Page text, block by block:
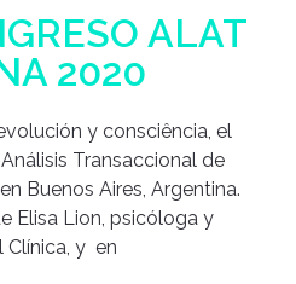
ALAT
2020
y consciência, el
Transaccional de
Buenos Aires, Argentina.
Elisa Lion, psicóloga y
Clínica, y en